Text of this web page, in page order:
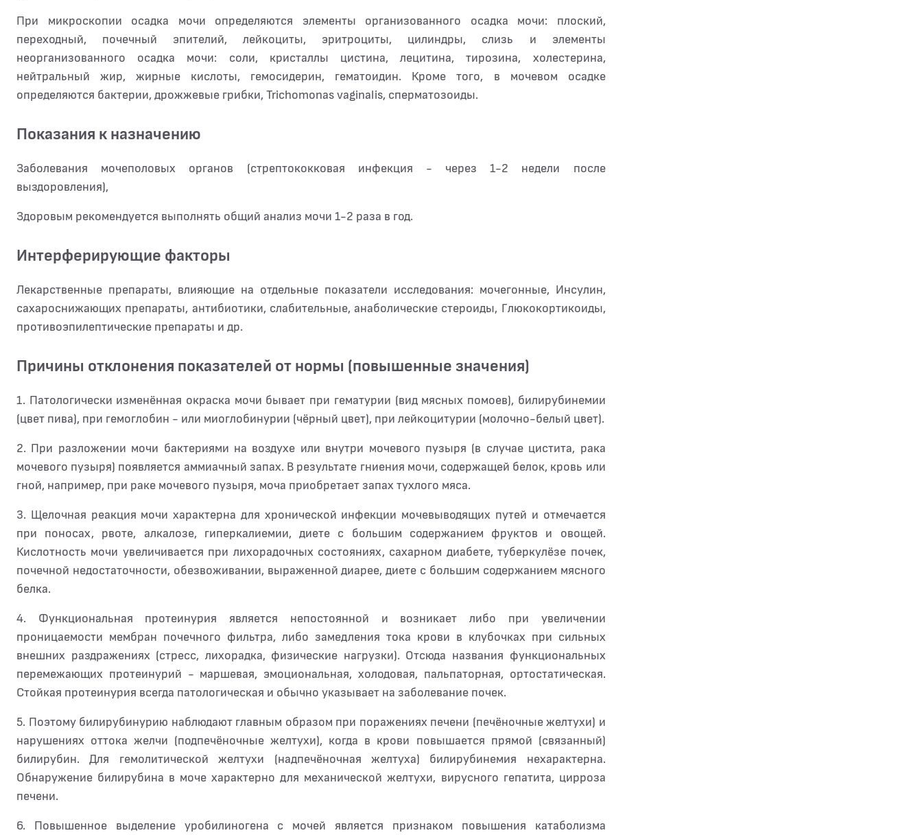
При микроскопии осадка мочи определяются элементы организованного осадка мочи: плоский,
переходный, почечный эпителий, лейкоциты, эритроциты, цилиндры, слизь и элементы
неорганизованного осадка мочи: соли, кристаллы цистина, лецитина, тирозина, холестерина,
нейтральный жир, жирные кислоты, гемосидерин, гематоидин. Кроме того, в мочевом осадке
определяются бактерии, дрожжевые грибки, Trichomonas vaginalis, сперматозоиды.
Показания к назначению
Заболевания мочеполовых органов (стрептококковая инфекция - через 1-2 недели после
выздоровления),
Здоровым рекомендуется выполнять общий анализ мочи 1-2 раза в год.
Интерферирующие факторы
Лекарственные препараты, влияющие на отдельные показатели исследования: мочегонные, Инсулин,
сахароснижающих препараты, антибиотики, слабительные, анаболические стероиды, Глюкокортикоиды,
противоэпилептические препараты и др.
Причины отклонения показателей от нормы (повышенные значения)
1. Патологически изменённая окраска мочи бывает при гематурии (вид мясных помоев), билирубинемии
(цвет пива), при гемоглобин - или миоглобинурии (чёрный цвет), при лейкоцитурии (молочно-белый цвет).
2. При разложении мочи бактериями на воздухе или внутри мочевого пузыря (в случае цистита, рака
мочевого пузыря) появляется аммиачный запах. В результате гниения мочи, содержащей белок, кровь или
гной, например, при раке мочевого пузыря, моча приобретает запах тухлого мяса.
3. Щелочная реакция мочи характерна для хронической инфекции мочевыводящих путей и отмечается
при поносах, рвоте, алкалозе, гиперкалиемии, диете с большим содержанием фруктов и овощей.
Кислотность мочи увеличивается при лихорадочных состояниях, сахарном диабете, туберкулёзе почек,
почечной недостаточности, обезвоживании, выраженной диарее, диете с большим содержанием мясного
белка.
4. Функциональная протеинурия является непостоянной и возникает либо при увеличении
проницаемости мембран почечного фильтра, либо замедления тока крови в клубочках при сильных
внешних раздражениях (стресс, лихорадка, физические нагрузки). Отсюда названия функциональных
перемежающих протеинурий - маршевая, эмоциональная, холодовая, пальпаторная, ортостатическая.
Стойкая протеинурия всегда патологическая и обычно указывает на заболевание почек.
5. Поэтому билирубинурию наблюдают главным образом при поражениях печени (печёночные желтухи) и
нарушениях оттока желчи (подпечёночные желтухи), когда в крови повышается прямой (связанный)
билирубин. Для гемолитической желтухи (надпечёночная желтуха) билирубинемия нехарактерна.
Обнаружение билирубина в моче характерно для механической желтухи, вирусного гепатита, цирроза
печени.
6. Повышенное выделение уробилиногена с мочей является признаком повышения катаболизма